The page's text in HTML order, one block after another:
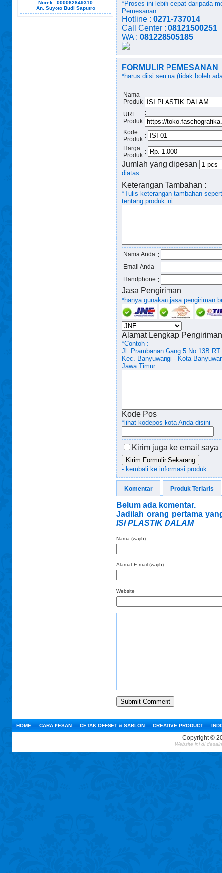
Norek : 000062849310
An. Suyoto Budi Saputro
*Proses ini lebih cepat daripada
Pemesanan.
Hotline : 0271-737014
Call Center : 08121500251
WA : 081228505185
FORMULIR PEMESANAN
*harus diisi semua (tidak boleh
Nama
Produk
:
URL
Produk
:
Kode
Produk :
Harga
Produk :
Jumlah yang dipesan
diatas.
Keterangan Tambahan :
*Tulis keterangan tambahan
tentang produk ini.
Nama Anda :
Email Anda :
Handphone :
Jasa Pengiriman
*hanya gunakan jasa pengiriman
Alamat Lengkap Pengiriman
*Contoh :
Jl. Prambanan Gang.5 No.13B
Kec. Banyuwangi - Kota
Jawa Timur
Kode Pos
*lihat kodepos kota Anda disini
Kirim juga ke email saya
Kirim Formulir Sekarang
- kembali ke informasi produk
Komentar Produk Terlaris
Belum ada komentar.
Jadilah orang pertama
ISI PLASTIK DALAM
Nama (wajib)
Alamat E-mail (wajib)
Website
HOME CARA PESAN CETAK OFFSET & SABLON CREATIVE PRODUCT
Copyright ©
Website inidi